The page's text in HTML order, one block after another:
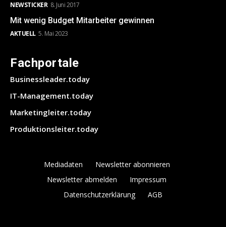
NEWSTICKER 8. Juni 2017
Mit wenig Budget Mitarbeiter gewinnen
AKTUELL 5. Mai 2023
Fachportale
Businessleader.today
IT-Management.today
Marketingleiter.today
Produktionsleiter.today
Mediadaten
Newsletter abonnieren
Newsletter abmelden
Impressum
Datenschutzerklärung
AGB